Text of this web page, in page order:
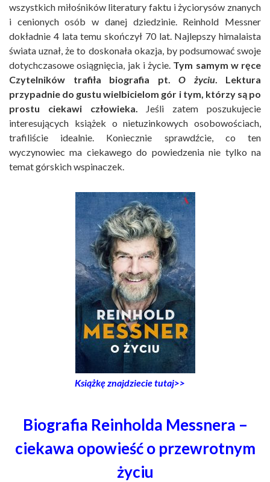
wszystkich miłośników literatury faktu i życiorysów znanych
i cenionych osób w danej dziedzinie. Reinhold Messner
dokładnie 4 lata temu skończył 70 lat. Najlepszy himalaista
świata uznał, że to doskonała okazja, by podsumować swoje
dotychczasowe osiągnięcia, jak i życie. Tym samym w ręce
Czytelników trafiła biografia pt. O życiu. Lektura
przypadnie do gustu wielbicielom gór i tym, którzy są po
prostu ciekawi człowieka. Jeśli zatem poszukujecie
interesujących książek o nietuzinkowych osobowościach,
trafiliście idealnie. Koniecznie sprawdźcie, co ten
wyczynowiec ma ciekawego do powiedzenia nie tylko na
temat górskich wspinaczek.
Książkę znajdziecie tutaj>>
Biografia Reinholda Messnera –
ciekawa opowieść o przewrotnym
życiu